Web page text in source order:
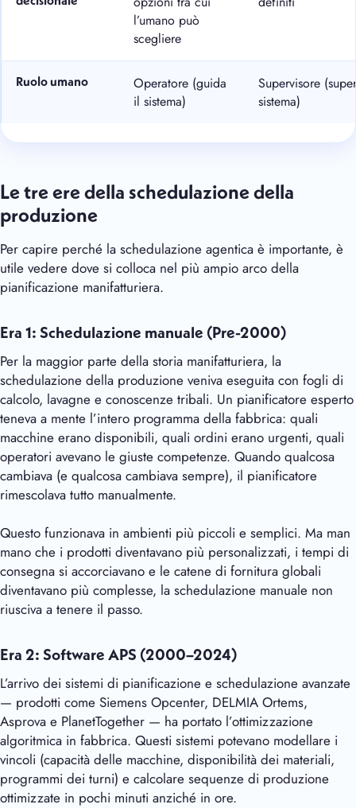
l’umano può
scegliere
Ruolo umano
Operatore (guida
il sistema)
Supervisore
sistema)
Le tre ere della schedulazione della
produzione
Per capire perché la schedulazione agentica è importante, è
utile vedere dove si colloca nel più ampio arco della
pianificazione manifatturiera.
Era 1: Schedulazione manuale (Pre-2000)
Per la maggior parte della storia manifatturiera, la
schedulazione della produzione veniva eseguita con fogli di
calcolo, lavagne e conoscenze tribali. Un pianificatore esperto
teneva a mente l’intero programma della fabbrica: quali
macchine erano disponibili, quali ordini erano urgenti, quali
operatori avevano le giuste competenze. Quando qualcosa
cambiava (e qualcosa cambiava sempre), il pianificatore
rimescolava tutto manualmente.
Questo funzionava in ambienti più piccoli e semplici. Ma man
mano che i prodotti diventavano più personalizzati, i tempi di
consegna si accorciavano e le catene di fornitura globali
diventavano più complesse, la schedulazione manuale non
riusciva a tenere il passo.
Era 2: Software APS (2000–2024)
L’arrivo dei sistemi di pianificazione e schedulazione avanzate
— prodotti come Siemens Opcenter, DELMIA Ortems,
Asprova e PlanetTogether — ha portato l’ottimizzazione
algoritmica in fabbrica. Questi sistemi potevano modellare i
vincoli (capacità delle macchine, disponibilità dei materiali,
programmi dei turni) e calcolare sequenze di produzione
ottimizzate in pochi minuti anziché in ore.